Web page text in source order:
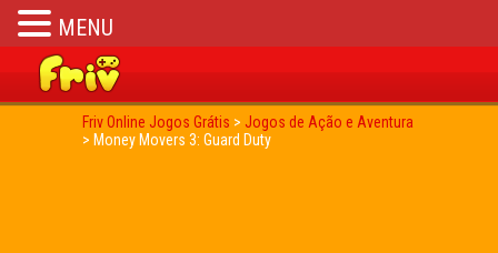
Friv Online Jogos Grátis > Jogos de Ação e Aventura
> Money Movers 3: Guard Duty
MENU